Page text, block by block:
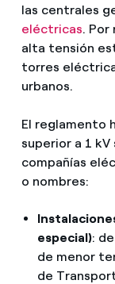
las centrales
eléctricas. Por
alta tensión
torres
urbanos.
El reglamento
superior a 1
compañías
o nombres:
especial):
de menor
de